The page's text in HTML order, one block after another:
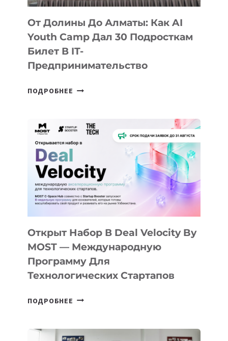
От Долины До Алматы: Как AI
Youth Camp Дал 30 Подросткам
Билет В IT-
Предпринимательство
ПОДРОБНЕЕ ОТ
АЛМАТЫ:
AI
YOUTH
CAMP
ДАЛ
30
ПОДРОСТКАМ
БИЛЕТ
ПРЕДПРИНИМАТЕЛЬСТВО
Открыт Набор В Deal Velocity By
MOST — Международную
Программу Для
Технологических Стартапов
ПОДРОБНЕЕ ОТКРЫТ
DEAL